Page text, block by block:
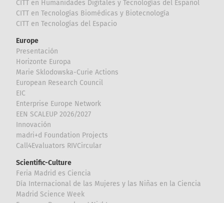
CITT en Humanidades Digitales y Tecnologías del Español
CITT en Tecnologías Biomédicas y Biotecnología
CITT en Tecnologías del Espacio
Europe
Presentación
Horizonte Europa
Marie Sklodowska-Curie Actions
European Research Council
EIC
Enterprise Europe Network
EEN SCALEUP 2026/2027
Innovación
madri+d Foundation Projects
Call4Evaluators RIVCircular
Scientific-Culture
Feria Madrid es Ciencia
Día Internacional de las Mujeres y las Niñas en la Ciencia
Madrid Science Week